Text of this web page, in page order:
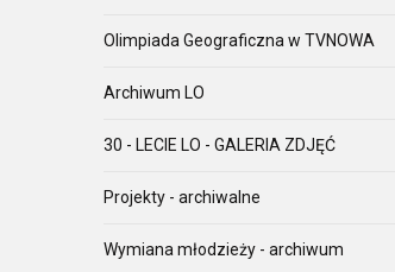
Olimpiada Geograficzna w TVNOWA
Archiwum LO
30 - LECIE LO - GALERIA ZDJĘĆ
Projekty - archiwalne
Wymiana młodzieży - archiwum